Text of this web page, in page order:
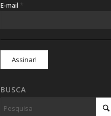
E-mail *
BUSCA